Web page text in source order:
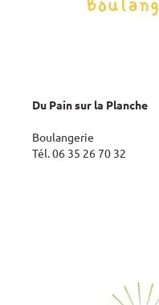
Du Pain sur la Planche
Boulangerie
Tél. 06 35 26 70 32